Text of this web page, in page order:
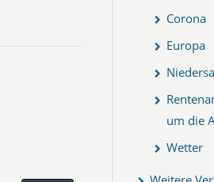
Corona
Europa
um die
Wetter